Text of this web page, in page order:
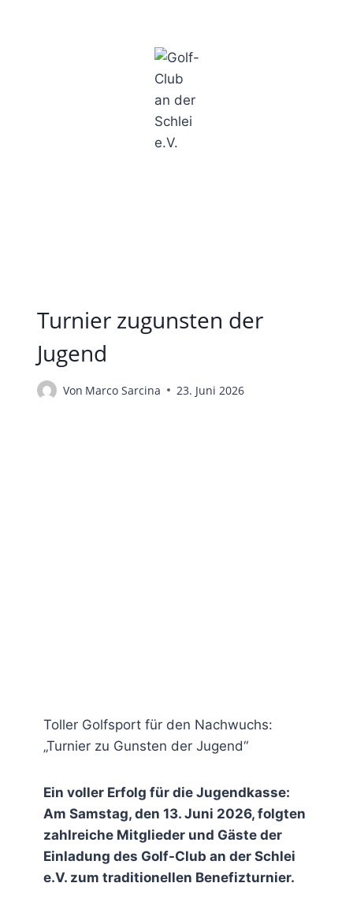
Turnier zugunsten der
Jugend
Von Marco Sarcina 23. Juni 2026
Toller Golfsport für den Nachwuchs:
„Turnier zu Gunsten der Jugend“
Ein voller Erfolg für die Jugendkasse:
Am Samstag, den 13. Juni 2026, folgten
zahlreiche Mitglieder und Gäste der
Einladung des Golf-Club an der Schlei
e.V. zum traditionellen Benefizturnier.